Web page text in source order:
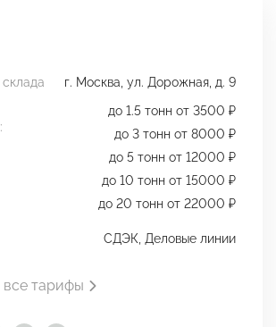
г. Москва, ул. Дорожная, д. 9
до 1.5 тонн от 3500 ₽
до 3 тонн от 8000 ₽
до 5 тонн от 12000 ₽
до 10 тонн от 15000 ₽
до 20 тонн от 22000 ₽
СДЭК, Деловые линии
тарифы